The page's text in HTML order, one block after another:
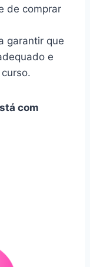
de comprar
garantir que
e
com